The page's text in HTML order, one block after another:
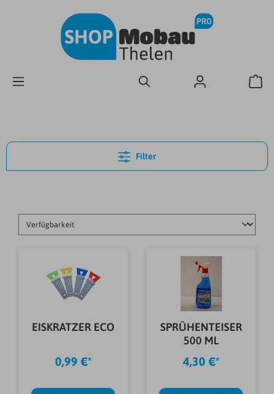
Filter
EISKRATZER ECO
0,99 €*
SPRÜHENTEISER
500 ML
4,30 €*